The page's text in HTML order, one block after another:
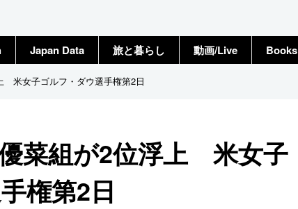
Japan Data 旅と暮らし 動画/Live Books
米女子ゴルフ・ダウ選手権第2日
菜組が2位浮上 米女子
権第2日